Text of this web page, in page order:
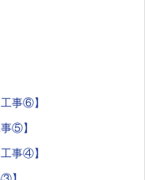
事⑥】
⑤】
事④】